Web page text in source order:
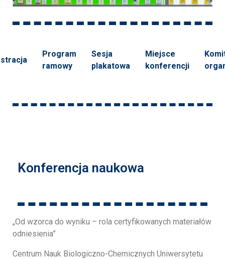
Program
ramowy
Sesja
plakatowa
Miejsce
konferencji
Konferencja naukowa
„Od wzorca do wyniku – rola certyfikowanych materiałów
odniesienia”
Centrum Nauk Biologiczno-Chemicznych Uniwersytetu